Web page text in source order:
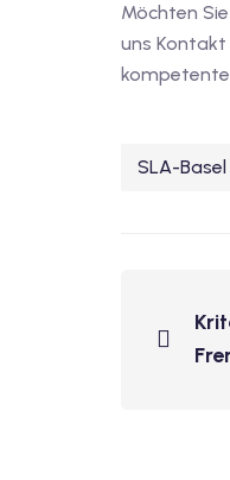
Möchten
uns Kontakt
SLA-Basel